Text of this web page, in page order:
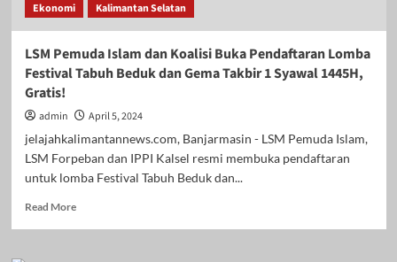
Ekonomi Kalimantan Selatan
LSM Pemuda Islam dan Koalisi Buka Pendaftaran Lomba
Festival Tabuh Beduk dan Gema Takbir 1 Syawal 1445H,
Gratis!
admin
April 5, 2024
jelajahkalimantannews.com, Banjarmasin - LSM Pemuda Islam,
LSM Forpeban dan IPPI Kalsel resmi membuka pendaftaran
untuk lomba Festival Tabuh Beduk dan...
Read MoreRead